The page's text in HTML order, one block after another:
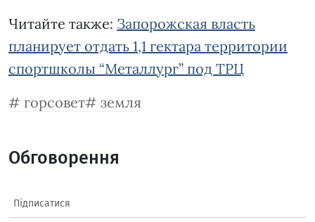
Читайте также: Запорожская власть
планирует отдать 1,1 гектара территории
спортшколы “Металлург” под ТРЦ
горсовет
земля
Обговорення
Підписатися